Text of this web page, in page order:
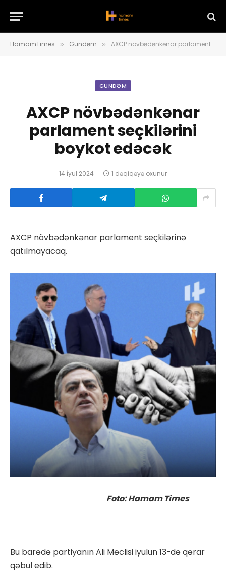
HamamTimes » Gündəm » AXCP növbədənkənar parlament seçkilərini boykot edəcək
GÜNDƏM
AXCP növbədənkənar
parlament seçkilərini
boykot edəcək
14 İyul 2024 1 dəqiqəyə oxunur
AXCP növbədənkənar parlament seçkilərinə
qatılmayacaq.
Foto: Hamam Times
Bu barədə partiyanın Ali Məclisi iyulun 13-də qərar
qəbul edib.